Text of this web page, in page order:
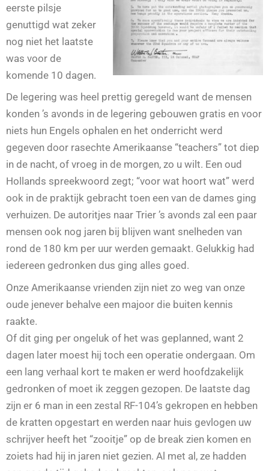
eerste pilsje
genuttigd wat zeker
nog niet het laatste
was voor de
komende 10 dagen.
De legering was heel prettig geregeld want de mensen
konden ’s avonds in de legering gebouwen gratis en voor
niets hun Engels ophalen en het onderricht werd
gegeven door rasechte Amerikaanse “teachers” tot diep
in de nacht, of vroeg in de morgen, zo u wilt. Een oud
Hollands spreekwoord zegt; “voor wat hoort wat” werd
ook in de praktijk gebracht toen een van de dames ging
verhuizen. De autoritjes naar Trier ’s avonds zal een paar
mensen ook nog jaren bij blijven want snelheden van
rond de 180 km per uur werden gemaakt. Gelukkig had
iedereen gedronken dus ging alles goed.
Onze Amerikaanse vrienden zijn niet zo weg van onze
oude jenever behalve een majoor die buiten kennis
raakte.
Of dit ging per ongeluk of het was geplanned, want 2
dagen later moest hij toch een operatie ondergaan. Om
een lang verhaal kort te maken er werd hoofdzakelijk
gedronken of moet ik zeggen gezopen. De laatste dag
zijn er 6 man in een zestal RF-104’s gekropen en hebben
de kratten opgestart en werden naar huis gevlogen uw
schrijver heeft het “zooitje” op de break zien komen en
zoiets had hij in jaren niet gezien. Al met al, ze hadden